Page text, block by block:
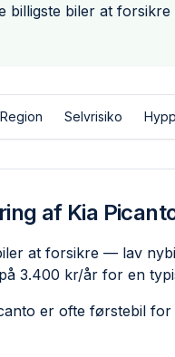
billigste biler at
Region Selvrisiko
af Kia
at forsikre — lav
3.400 kr/år for en
er ofte førstebil